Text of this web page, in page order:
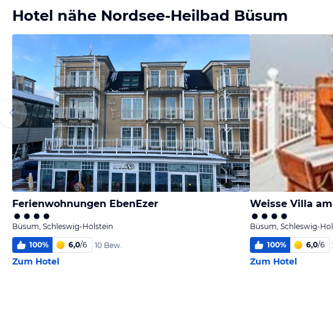
Hotel nähe Nordsee-Heilbad Büsum
Ferienwohnungen EbenEzer
Büsum, Schleswig-Holstein
100% 6,0/6 10 Bew.
Zum Hotel
Weisse Villa
Büsum, Schleswig-
100% 6,0/6
Zum Hotel